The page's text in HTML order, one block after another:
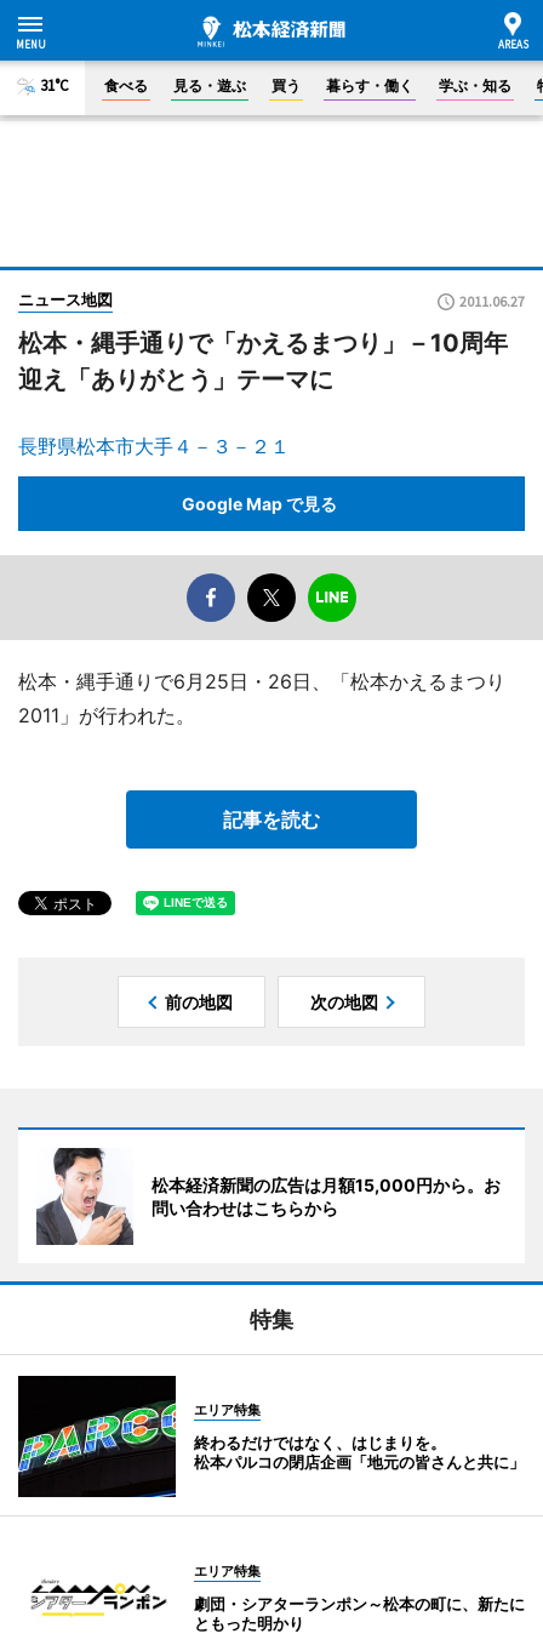
31°C 食べる 見る・遊ぶ 買う 暮らす・働く 学ぶ・知る
ニュース地図 2011.06.27
松本・縄手通りで「かえるまつり」－10周年
迎え「ありがとう」テーマに
長野県松本市大手４－３－２１
Google Map で見る
松本・縄手通りで6月25日・26日、「松本かえるまつり
2011」が行われた。
記事を読む
前の地図 次の地図
松本経済新聞の広告は月額15,000円から。お
問い合わせはこちらから
特集
エリア特集
終わるだけではなく、はじまりを。
松本パルコの閉店企画「地元の皆さんと共に」
エリア特集
劇団・シアターランポン～松本の町に、新たに
ともった明かり